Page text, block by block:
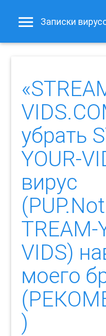
Записки
убрать
YOUR-
вирус
TREAM-
VIDS)
моего
)